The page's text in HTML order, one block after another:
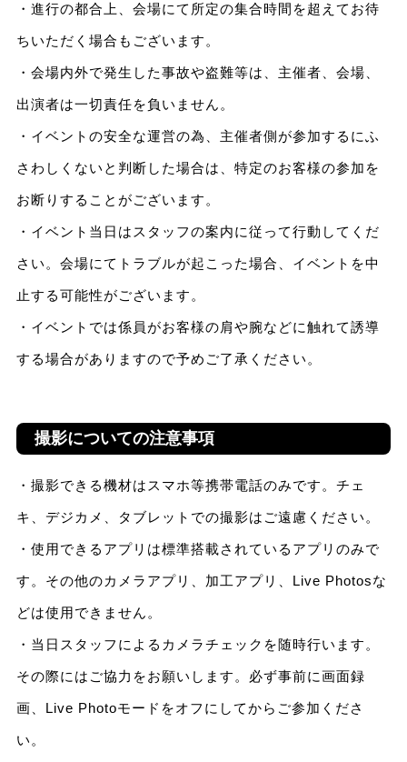
・進行の都合上、会場にて所定の集合時間を超えてお待
ちいただく場合もございます。
・会場内外で発生した事故や盗難等は、主催者、会場、
出演者は一切責任を負いません。
・イベントの安全な運営の為、主催者側が参加するにふ
さわしくないと判断した場合は、特定のお客様の参加を
お断りすることがございます。
・イベント当日はスタッフの案内に従って行動してくだ
さい。会場にてトラブルが起こった場合、イベントを中
止する可能性がございます。
・イベントでは係員がお客様の肩や腕などに触れて誘導
する場合がありますので予めご了承ください。
撮影についての注意事項
・撮影できる機材はスマホ等携帯電話のみです。チェ
キ、デジカメ、タブレットでの撮影はご遠慮ください。
・使用できるアプリは標準搭載されているアプリのみで
す。その他のカメラアプリ、加工アプリ、Live Photosな
どは使用できません。
・当日スタッフによるカメラチェックを随時行います。
その際にはご協力をお願いします。必ず事前に画面録
画、Live Photoモードをオフにしてからご参加くださ
い。